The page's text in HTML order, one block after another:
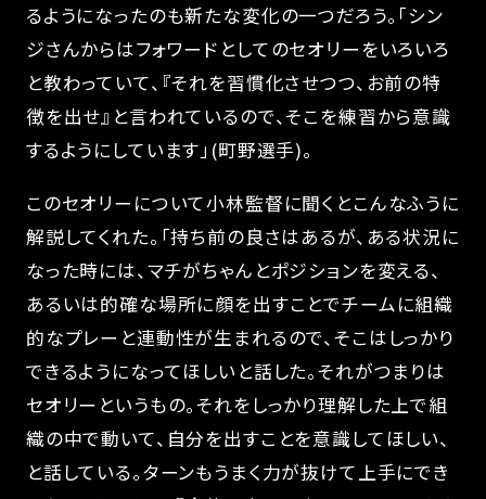
るようになったのも新たな変化の一つだろう。「シン
ジさんからはフォワードとしてのセオリーをいろいろ
と教わっていて、『それを習慣化させつつ、お前の特
徴を出せ』と言われているので、そこを練習から意識
するようにしています」(町野選手)。
このセオリーについて小林監督に聞くとこんなふうに
解説してくれた。「持ち前の良さはあるが、ある状況に
なった時には、マチがちゃんとポジションを変える、
あるいは的確な場所に顔を出すことでチームに組織
的なプレーと連動性が生まれるので、そこはしっかり
できるようになってほしいと話した。それがつまりは
セオリーというもの。それをしっかり理解した上で組
織の中で動いて、自分を出すことを意識してほしい、
と話している。ターンもうまく力が抜けて上手にでき